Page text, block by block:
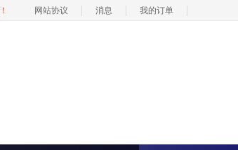
网站协议 消息 我的订单